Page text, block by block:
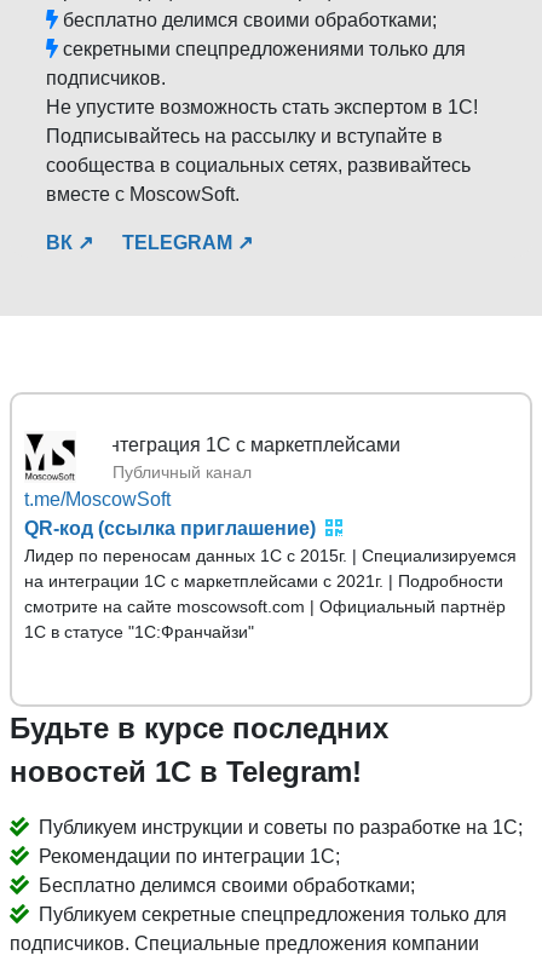
бесплатно делимся своими обработками;
секретными спецпредложениями только для
подписчиков.
Не упустите возможность стать экспертом в 1С!
Подписывайтесь на рассылку и вступайте в
сообщества в социальных сетях, развивайтесь
вместе с MoscowSoft.
ВК ↗ TELEGRAM ↗
Публичный канал
t.me/MoscowSoft
QR-код (ссылка приглашение)
Лидер по переносам данных 1С с 2015г. | Специализируемся
на интеграции 1С с маркетплейсами с 2021г. | Подробности
смотрите на сайте moscowsoft.com | Официальный партнёр
1С в статусе "1С:Франчайзи"
Будьте в курсе последних
новостей 1С в Telegram!
Публикуем инструкции и советы по разработке на 1С;
Рекомендации по интеграции 1С;
Бесплатно делимся своими обработками;
Публикуем секретные спецпредложения только для
подписчиков. Специальные предложения компании